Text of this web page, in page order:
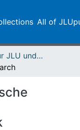
All of
Dokumente zur JLU und ihren Sammlungen